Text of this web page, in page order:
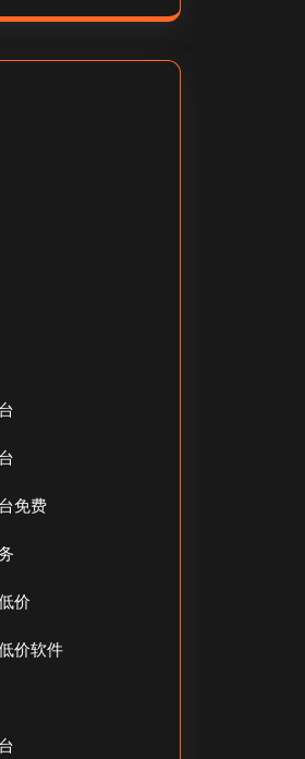
免费
价
价软件